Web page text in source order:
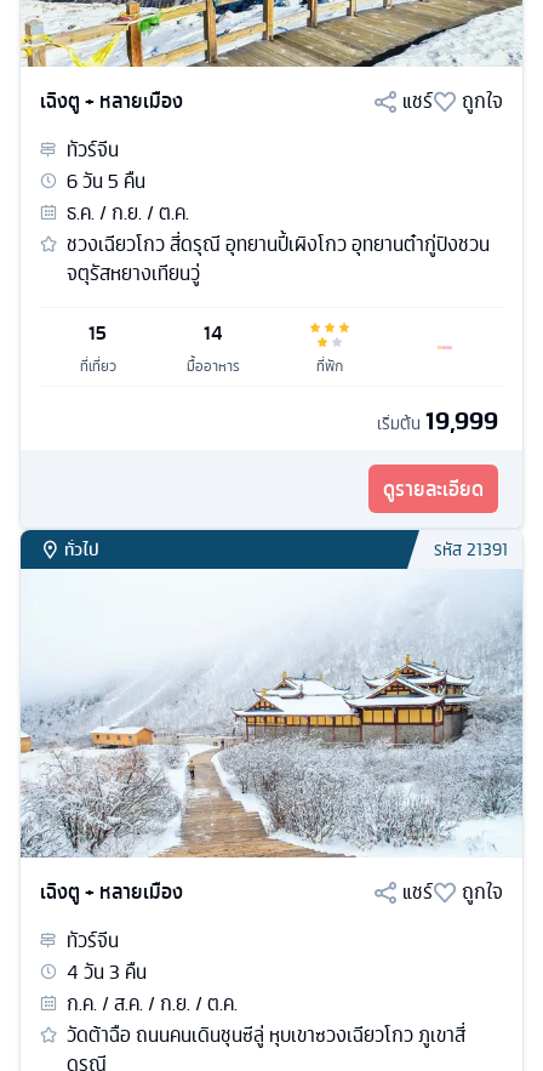
เฉิงตู + หลายเมือง แชร์
ถูกใจ
ทัวร์จีน
6วัน5 คืน
ธ.ค. / ก.ย. / ต.ค.
ชวงเฉียวโกว สี่ดรุณี อุทยานปี้เผิงโกว อุทยานต๋ากู่ปิงชวน
จตุรัสหยางเทียนวู่
15
ที่เที่ยว
14
มื้ออาหาร ที่พัก
เริ่มต้น 19,999
ดูรายละเอียด
ทั่วไป รหัส21391
เฉิงตู + หลายเมือง แชร์
ถูกใจ
ทัวร์จีน
4วัน3 คืน
ก.ค. / ส.ค. / ก.ย. / ต.ค.
วัดต้าฉือ ถนนคนเดินชุนซีลู่ หุบเขาซวงเฉียวโกว ภูเขาสี่
ดรุณี